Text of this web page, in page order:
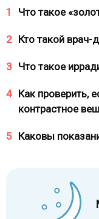
1 Что такое
2 Кто такой врач-
3 Что такое
4 Как проверить,
контрастное
5 Каковы